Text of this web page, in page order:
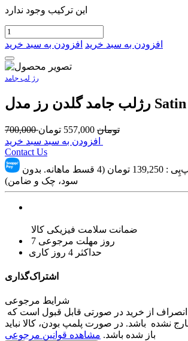
این ترکیب وجود ندارد
افزودن به سبد خرید افزودن به سبد خرید
رژ لب جامد
700,000 تومان 557,000 تومان
Contact Us
:
139,250
تومان (4 قسط ماهانه. بدون
سود، چک و ضامن)
ضمانت سلامت فیزیکی کالا
7 روز مهلت مرجوعی
حداکثر 4 روز کاری
اشتراک‌گذاری
شرایط مرجوعی
نشده باشد. در صورت پلمپ بودن، کالا نباید
باز شده باشد. مشاهده قوانین مرجوعی